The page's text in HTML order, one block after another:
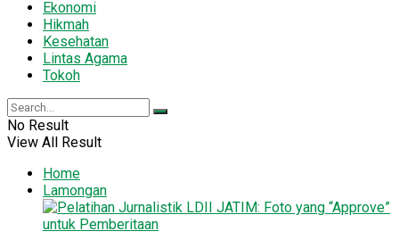
Ekonomi
Hikmah
Kesehatan
Lintas Agama
Tokoh
No Result
View All Result
Home
Lamongan